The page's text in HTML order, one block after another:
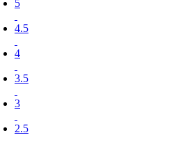
5
4.5
4
3.5
3
2.5